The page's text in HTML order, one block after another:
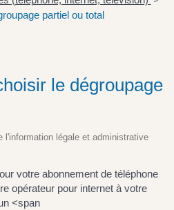
partiel ou total
le dégroupage
l'information légale et administrative
votre abonnement de téléphone
opérateur pour internet à votre
<span